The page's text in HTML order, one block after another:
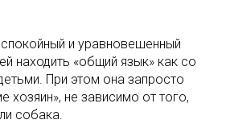
и уравновешенный
находить «общий язык» как со
При этом она запросто
хозяин», не зависимо от того,
собака.